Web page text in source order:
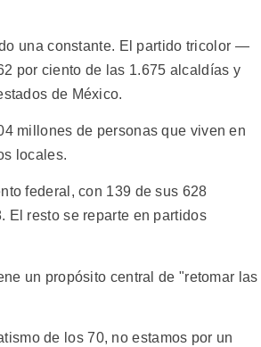
una constante. El partido tricolor —
por ciento de las 1.675 alcaldías y
de México.
millones de personas que viven en
locales.
federal, con 139 de sus 628
El resto se reparte en partidos
un propósito central de "retomar las
de los 70, no estamos por un